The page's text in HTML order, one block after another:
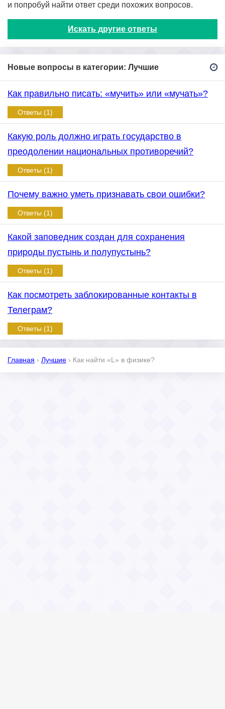
и попробуй найти ответ среди похожих вопросов.
Искать другие ответы
Новые вопросы в категории: Лучшие
Как правильно писать: «мучить» или «мучать»?
Ответы (1)
Какую роль должно играть государство в
преодолении национальных противоречий?
Ответы (1)
Почему важно уметь признавать свои ошибки?
Ответы (1)
Какой заповедник создан для сохранения
природы пустынь и полупустынь?
Ответы (1)
Как посмотреть заблокированные контакты в
Телеграм?
Ответы (1)
Главная › Лучшие › Как найти «L» в физике?